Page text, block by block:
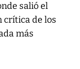
salió el
crítica de los
más